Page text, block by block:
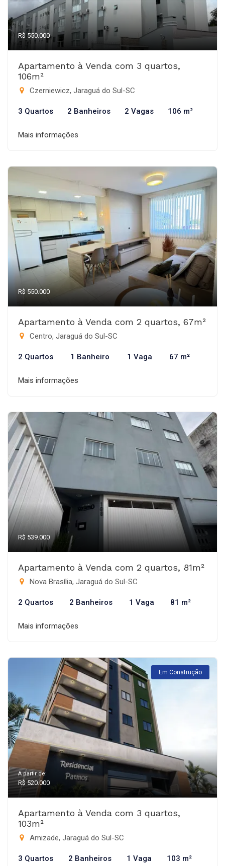
R$ 550.000
Apartamento à Venda com 3 quartos,
106m²
Czerniewicz, Jaraguá do Sul-SC
3 Quartos 2 Banheiros 2 Vagas 106 m²
Mais informações
R$ 550.000
Apartamento à Venda com 2 quartos, 67m²
Centro, Jaraguá do Sul-SC
2 Quartos 1 Banheiro 1 Vaga 67 m²
Mais informações
R$ 539.000
Apartamento à Venda com 2 quartos, 81m²
Nova Brasília, Jaraguá do Sul-SC
2 Quartos 2 Banheiros 1 Vaga 81 m²
Mais informações
Em Construção
A partir de:
R$ 520.000
Apartamento à Venda com 3 quartos,
103m²
Amizade, Jaraguá do Sul-SC
3 Quartos 2 Banheiros 1 Vaga 103 m²